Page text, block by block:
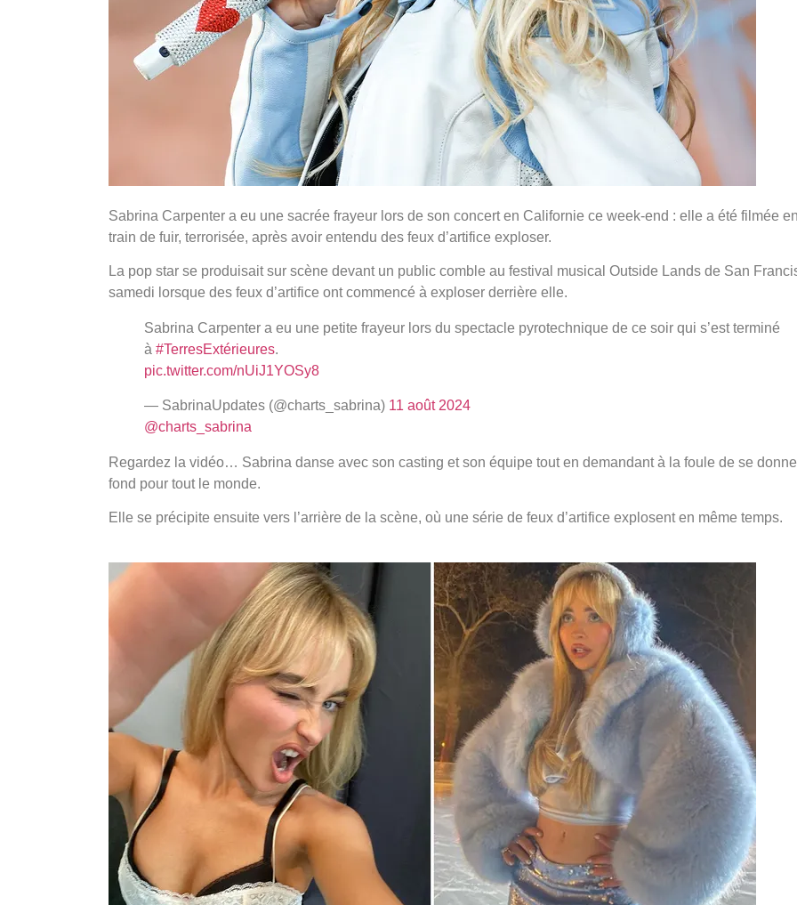
Sabrina Carpenter a eu une sacrée frayeur lors de son concert en Californie ce week-end : elle a été filmée en
train de fuir, terrorisée, après avoir entendu des feux d’artifice exploser.
La pop star se produisait sur scène devant un public comble au festival musical Outside Lands de San
samedi lorsque des feux d’artifice ont commencé à exploser derrière elle.
Sabrina Carpenter a eu une petite frayeur lors du spectacle pyrotechnique de ce soir qui s’est terminé
à #TerresExtérieures.
pic.twitter.com/nUiJ1YOSy8
— SabrinaUpdates (@charts_sabrina) 11 août 2024
@charts_sabrina
Regardez la vidéo… Sabrina danse avec son casting et son équipe tout en demandant à la foule de se
fond pour tout le monde.
Elle se précipite ensuite vers l’arrière de la scène, où une série de feux d’artifice explosent en même temps.